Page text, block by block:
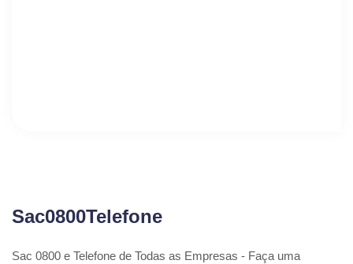
Sac0800Telefone
Sac 0800 e Telefone de Todas as Empresas - Faça uma